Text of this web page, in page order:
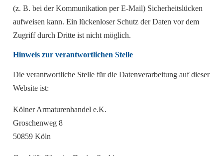
(z. B. bei der Kommunikation per E-Mail) Sicherheitslücken
aufweisen kann. Ein lückenloser Schutz der Daten vor dem
Zugriff durch Dritte ist nicht möglich.
Hinweis zur verantwortlichen Stelle
Die verantwortliche Stelle für die Datenverarbeitung auf dieser
Website ist:
Kölner Armaturenhandel e.K.
Groschenweg 8
50859 Köln